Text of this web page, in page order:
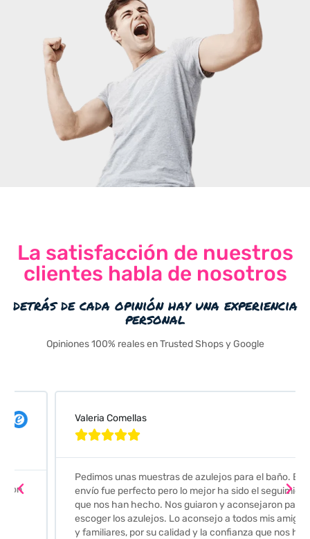
La satisfacción de nuestros
clientes habla de nosotros
detrás de cada opinión hay una experiencia
personal
Opiniones 100% reales en Trusted Shops y Google
Valeria Comellas

Pedimos unas muestras de azulejos para el baño. El
envío fue perfecto pero lo mejor ha sido el seguimiento
que nos han hecho. Nos guiaron y aconsejaron para
escoger los azulejos. Lo aconsejo a todos mis amigos
y familiares, por su calidad y la confianza que nos han